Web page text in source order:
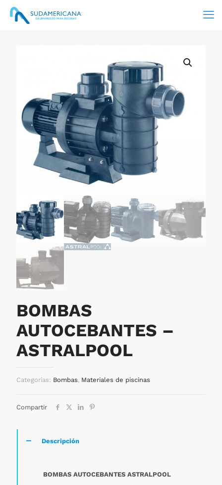
BOMBAS
AUTOCEBANTES –
ASTRALPOOL
Categorías: Bombas, Materiales de piscinas
Compartir
Descripción
BOMBAS AUTOCEBANTES ASTRALPOOL